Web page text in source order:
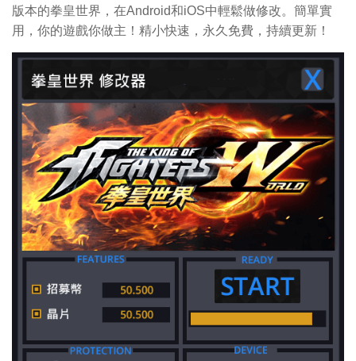
版本的拳皇世界，在Android和iOS中輕鬆做修改。簡單實
用，你的遊戲你做主！精小快速，永久免費，持續更新！